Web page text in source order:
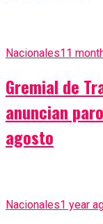
Nacionales11
Gremial de
anuncian
agosto
Nacionales1 year